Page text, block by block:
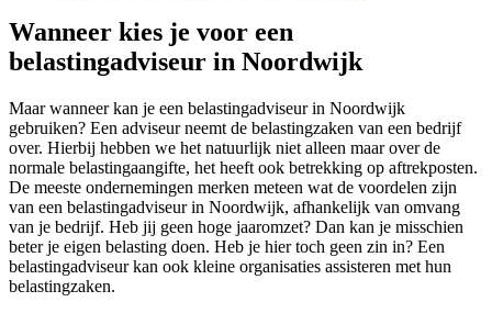
Wanneer kies je voor een
belastingadviseur in Noordwijk
Maar wanneer kan je een belastingadviseur in Noordwijk
gebruiken? Een adviseur neemt de belastingzaken van een bedrijf
over. Hierbij hebben we het natuurlijk niet alleen maar over de
normale belastingaangifte, het heeft ook betrekking op aftrekposten.
De meeste ondernemingen merken meteen wat de voordelen zijn
van een belastingadviseur in Noordwijk, afhankelijk van omvang
van je bedrijf. Heb jij geen hoge jaaromzet? Dan kan je misschien
beter je eigen belasting doen. Heb je hier toch geen zin in? Een
belastingadviseur kan ook kleine organisaties assisteren met hun
belastingzaken.